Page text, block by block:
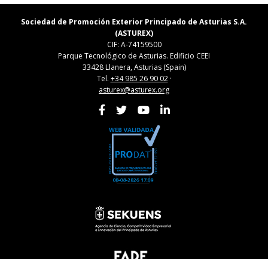
Sociedad de Promoción Exterior Principado de Asturias S.A.
(ASTUREX)
CIF: A-74159500
Parque Tecnológico de Asturias. Edificio CEEI
33428 Llanera, Asturias (Spain)
Tel. +34 985 26 90 02·
asturex@asturex.org